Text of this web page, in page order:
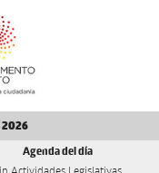
2026
Agenda del día